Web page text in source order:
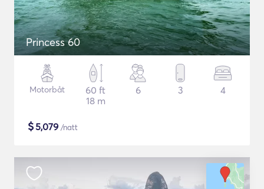
Princess 60
Motorbåt
60 ft
18 m
6 3 4
$5,079 /natt